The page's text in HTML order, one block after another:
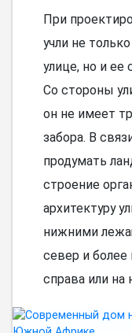
При
учли не
улице, но и
Со стороны
он не имеет
забора. В
продумать
строение
архитектуру
нижними
север и
справа или на